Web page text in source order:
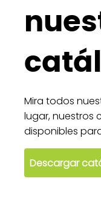
Mira todos
lugar, nuestros
disponibles